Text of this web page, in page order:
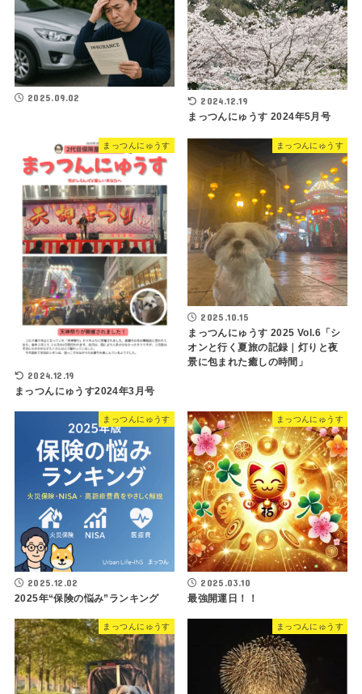
2025.09.02 2024.12.19
まっつんにゅうす 2024年5月号
まっつんにゅうす
2024.12.19
まっつんにゅうす2024年3月号
まっつんにゅうす
2025.10.15
まっつんにゅうす 2025 Vol.6「シ
オンと行く夏旅の記録｜灯りと夜
景に包まれた癒しの時間」
まっつんにゅうす
2025.12.02
2025年“保険の悩み”ランキング
まっつんにゅうす
2025.03.10
最強開運日！！
まっつんにゅうす まっつんにゅうす